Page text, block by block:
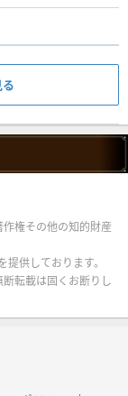
権その他の知的財産
供しております。
転載は固くお断りし